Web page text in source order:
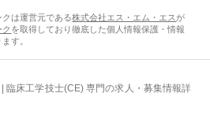
クは運営元である株式会社エス・エム・エスが
を取得しており徹底した個人情報保護・情報
す。
臨床工学技士(CE) 専門の求人・募集情報詳